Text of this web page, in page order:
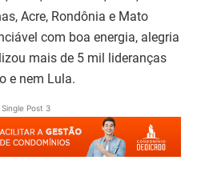
Acre, Rondônia e Mato
com boa energia, alegria
mais de 5 mil lideranças
e nem Lula.
Post 3